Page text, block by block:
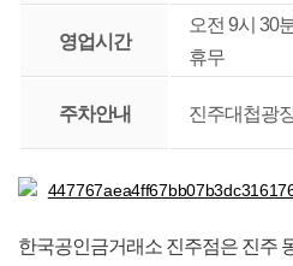
영업시간
오전 9시 30
휴무
주차안내 진주대첩광
한국공인금거래소 진주점은 진주